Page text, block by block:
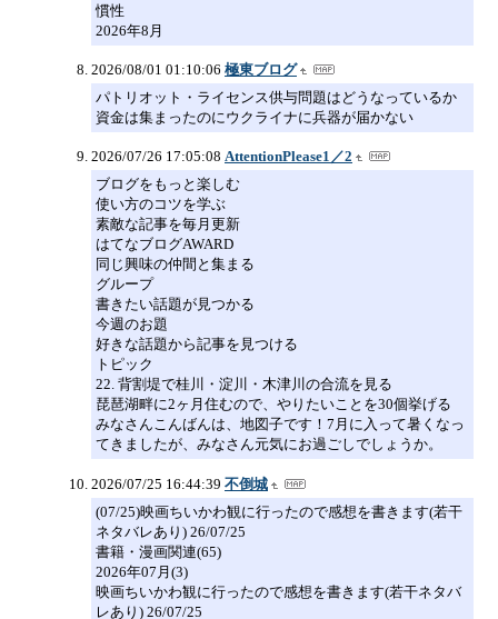
慣性
2026年8月
2026/08/01 01:10:06 極東ブログ
パトリオット・ライセンス供与問題はどうなっているか
資金は集まったのにウクライナに兵器が届かない
2026/07/26 17:05:08 AttentionPlease1／2
ブログをもっと楽しむ
使い方のコツを学ぶ
素敵な記事を毎月更新
はてなブログAWARD
同じ興味の仲間と集まる
グループ
書きたい話題が見つかる
今週のお題
好きな話題から記事を見つける
トピック
22. 背割堤で桂川・淀川・木津川の合流を見る
琵琶湖畔に2ヶ月住むので、やりたいことを30個挙げる
みなさんこんばんは、地図子です！7月に入って暑くなっ
てきましたが、みなさん元気にお過ごしでしょうか。
2026/07/25 16:44:39 不倒城
(07/25)映画ちいかわ観に行ったので感想を書きます(若干
ネタバレあり) 26/07/25
書籍・漫画関連(65)
2026年07月(3)
映画ちいかわ観に行ったので感想を書きます(若干ネタバ
レあり) 26/07/25